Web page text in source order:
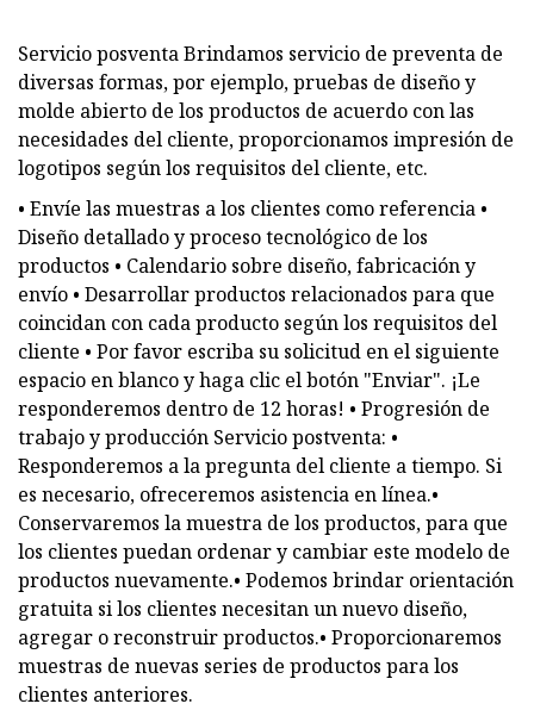
Servicio posventa Brindamos servicio de preventa de
diversas formas, por ejemplo, pruebas de diseño y
molde abierto de los productos de acuerdo con las
necesidades del cliente, proporcionamos impresión de
logotipos según los requisitos del cliente, etc.
• Envíe las muestras a los clientes como referencia •
Diseño detallado y proceso tecnológico de los
productos • Calendario sobre diseño, fabricación y
envío • Desarrollar productos relacionados para que
coincidan con cada producto según los requisitos del
cliente • Por favor escriba su solicitud en el siguiente
espacio en blanco y haga clic el botón "Enviar". ¡Le
responderemos dentro de 12 horas! • Progresión de
trabajo y producción Servicio postventa: •
Responderemos a la pregunta del cliente a tiempo. Si
es necesario, ofreceremos asistencia en línea.•
Conservaremos la muestra de los productos, para que
los clientes puedan ordenar y cambiar este modelo de
productos nuevamente.• Podemos brindar orientación
gratuita si los clientes necesitan un nuevo diseño,
agregar o reconstruir productos.• Proporcionaremos
muestras de nuevas series de productos para los
clientes anteriores.